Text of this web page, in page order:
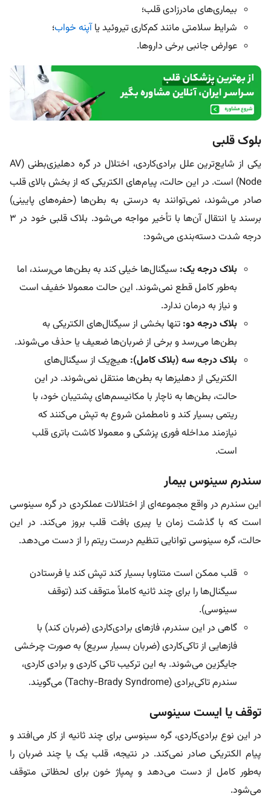
بیماری‌های مادرزادی قلب؛
شرایط سلامتی مانند کم‌کاری تیروئید یاآپنه خواب؛
عوارض جانبی برخی داروها.
بلوک قلبی
یکی از شایع‌ترین علل برادی‌کاردی، اختلال در گره دهلیزی‌بطنی (AV
Node) است. در این حالت، پیام‌های الکتریکی که از بخش بالای قلب
صادر می‌شوند، نمی‌توانند به درستی به بطن‌ها (حفره‌های پایینی)
برسند یا انتقال آن‌ها با تأخیر مواجه می‌شود. بلاک قلبی خود در ۳
درجه شدت دسته‌بندی می‌شود:
بلاک درجه یک: سیگنال‌ها خیلی کند به بطن‌ها می‌رسند، اما
به‌طور کامل قطع نمی‌شوند. این حالت معمولا خفیف است
و نیاز به درمان ندارد.
بلاک درجه دو: تنها بخشی از سیگنال‌های الکتریکی به
بطن‌ها می‌رسد و برخی از ضربان‌ها ضعیف یا حذف می‌شوند.
بلاک درجه سه (بلاک کامل): هیچ‌یک از سیگنال‌های
الکتریکی از دهلیزها به بطن‌ها منتقل نمی‌شوند. در این
حالت، بطن‌ها به ناچار با مکانیسم‌های پشتیبان خود، با
ریتمی بسیار کند و نامطمئن شروع به تپش می‌کنند که
نیازمند مداخله فوری پزشکی و معمولا کاشت باتری قلب
است.
سندرم سینوس بیمار
این سندرم در واقع مجموعه‌ای از اختلالات عملکردی در گره سینوسی
است که با گذشت زمان یا پیری بافت قلب بروز می‌کند. در این
حالت، گره سینوسی توانایی تنظیم درست ریتم را از دست می‌دهد.
قلب ممکن است متناوبا بسیار کند تپش کند یا فرستادن
سیگنال‌ها را برای چند ثانیه کاملاً متوقف کند (توقف
سینوسی).
گاهی در این سندرم، فازهای برادی‌کاردی (ضربان کند) با
فازهایی از تاکی‌کاردی (ضربان بسیار سریع) به صورت چرخشی
جایگزین می‌شوند. به این ترکیب تاکی کاردی و برادی کاردی،
سندرم تاكی‌برادی (Tachy-Brady Syndrome) می‌گویند.
توقف یا ایست سینوسی
در این نوع برادی‌کاردی، گره سینوسی برای چند ثانیه از کار می‌افتد و
پیام الکتریکی صادر نمی‌کند. در نتیجه، قلب یک یا چند ضربان را
به‌طور کامل از دست می‌دهد و پمپاژ خون برای لحظاتی متوقف
می‌شود.